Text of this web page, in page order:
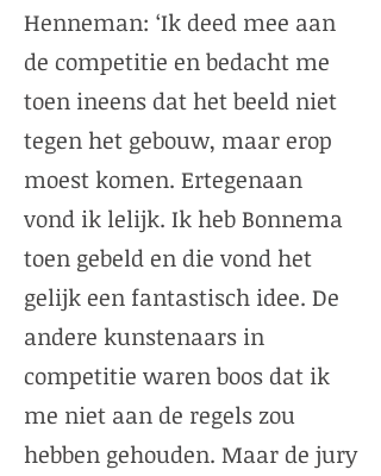
Henneman: ‘Ik deed mee aan
de competitie en bedacht me
toen ineens dat het beeld niet
tegen het gebouw, maar erop
moest komen. Ertegenaan
vond ik lelijk. Ik heb Bonnema
toen gebeld en die vond het
gelijk een fantastisch idee. De
andere kunstenaars in
competitie waren boos dat ik
me niet aan de regels zou
hebben gehouden. Maar de jury